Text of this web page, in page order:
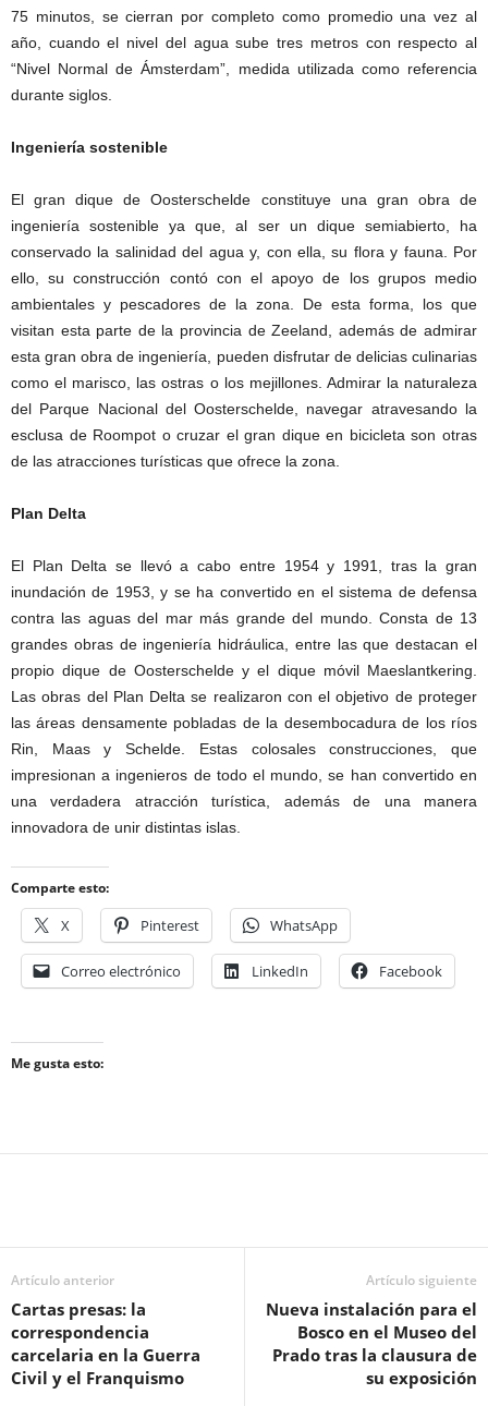
75 minutos, se cierran por completo como promedio una vez al
año, cuando el nivel del agua sube tres metros con respecto al
“Nivel Normal de Ámsterdam”, medida utilizada como referencia
durante siglos.
Ingeniería sostenible
El gran dique de Oosterschelde constituye una gran obra de
ingeniería sostenible ya que, al ser un dique semiabierto, ha
conservado la salinidad del agua y, con ella, su flora y fauna. Por
ello, su construcción contó con el apoyo de los grupos medio
ambientales y pescadores de la zona. De esta forma, los que
visitan esta parte de la provincia de Zeeland, además de admirar
esta gran obra de ingeniería, pueden disfrutar de delicias culinarias
como el marisco, las ostras o los mejillones. Admirar la naturaleza
del Parque Nacional del Oosterschelde, navegar atravesando la
esclusa de Roompot o cruzar el gran dique en bicicleta son otras
de las atracciones turísticas que ofrece la zona.
Plan Delta
El Plan Delta se llevó a cabo entre 1954 y 1991, tras la gran
inundación de 1953, y se ha convertido en el sistema de defensa
contra las aguas del mar más grande del mundo. Consta de 13
grandes obras de ingeniería hidráulica, entre las que destacan el
propio dique de Oosterschelde y el dique móvil Maeslantkering.
Las obras del Plan Delta se realizaron con el objetivo de proteger
las áreas densamente pobladas de la desembocadura de los ríos
Rin, Maas y Schelde. Estas colosales construcciones, que
impresionan a ingenieros de todo el mundo, se han convertido en
una verdadera atracción turística, además de una manera
innovadora de unir distintas islas.
Comparte esto:
X Pinterest WhatsApp
Correo electrónico LinkedIn Facebook
Me gusta esto:
Artículo anterior
Cartas presas: la
correspondencia
carcelaria en la Guerra
Civil y el Franquismo
Artículo siguiente
Nueva instalación para el
Bosco en el Museo del
Prado tras la clausura de
su exposición